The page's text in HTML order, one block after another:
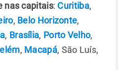
nas capitais: Curitiba,
, Belo Horizonte,
, Brasília, Porto Velho,
, Macapá, São Luís,